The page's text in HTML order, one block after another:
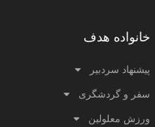
خانواده هدف
پیشنهاد سردبیر
سفر و گردشگری
ورزش معلولین